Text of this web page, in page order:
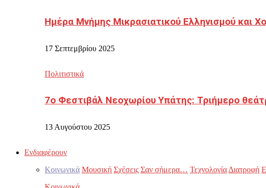
Ημέρα Μνήμης Μικρασιατικού Ελληνισμού και
17 Σεπτεμβρίου 2025
Πολιτιστικά
7ο Φεστιβάλ Νεοχωρίου Υπάτης: Τριήμερο
13 Αυγούστου 2025
Ενδιαφέρουν
Κοινωνικά Μουσική Σχέσεις Σαν σήμερα… Τεχνολογία Διατροφή